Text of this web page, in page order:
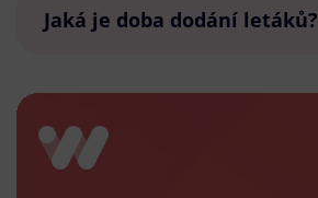
Jaká je doba dodání letáků?